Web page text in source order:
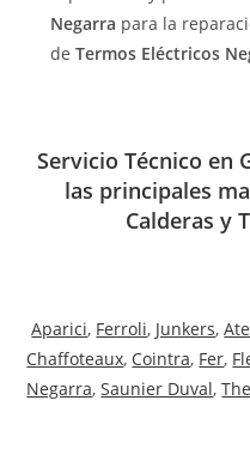
Negarra para la
deTermos Eléctricos
Servicio Técnico en
las principales
Calderas y
Aparici, Ferroli, Junkers,
Chaffoteaux, Cointra, Fer,
Negarra,Saunier Duval,